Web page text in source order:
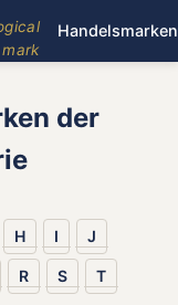
Handelsmarken
der
H I J
R S T